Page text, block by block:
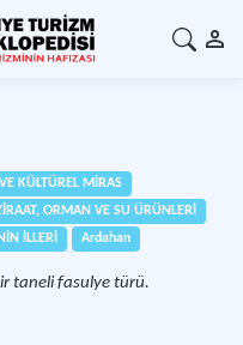
KÜLTÜREL MİRAS
ORMAN VE SU ÜRÜNLERİ
İLLERİ Ardahan
taneli fasulye türü.